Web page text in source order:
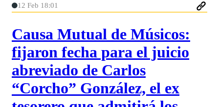
12 Feb 18:01
Causa Mutual de Músicos:
fijaron fecha para el juicio
abreviado de Carlos
“Corcho” González, el ex